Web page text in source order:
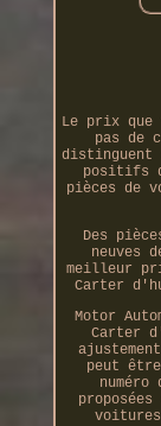
Le prix
pas de
distinguent
positifs
pièces de
Des
neuves
meilleur
Carter
Motor
Carter
peut